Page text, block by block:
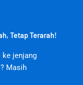
Tetap Terarah!
ke jenjang
Masih